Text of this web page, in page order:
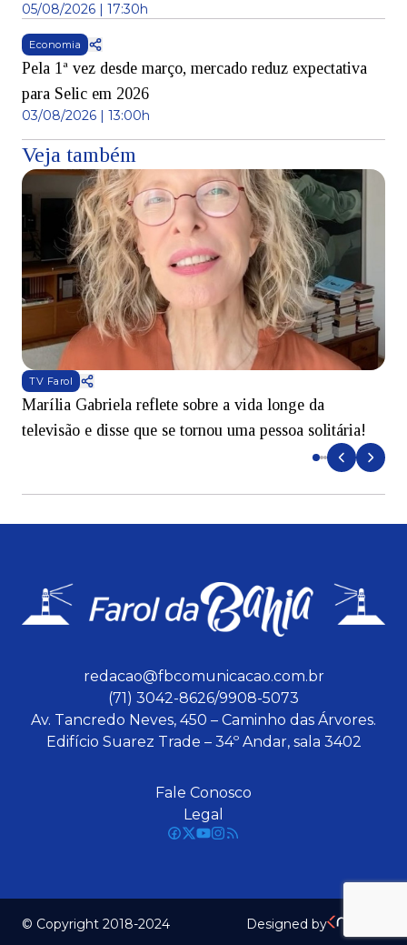
05/08/2026 | 17:30h
Economia
Pela 1ª vez desde março, mercado reduz expectativa
para Selic em 2026
03/08/2026 | 13:00h
Veja também
TV Farol
Marília Gabriela reflete sobre a vida longe da
televisão e disse que se tornou uma pessoa solitária!
redacao@fbcomunicacao.com.br
(71) 3042-8626/9908-5073
Av. Tancredo Neves, 450 – Caminho das Árvores.
Edifício Suarez Trade – 34º Andar, sala 3402
Fale Conosco
Legal
© Copyright 2018-2024 Designed by